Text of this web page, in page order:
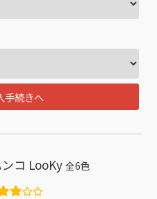
手続きへ
ンコ LooKy全6色